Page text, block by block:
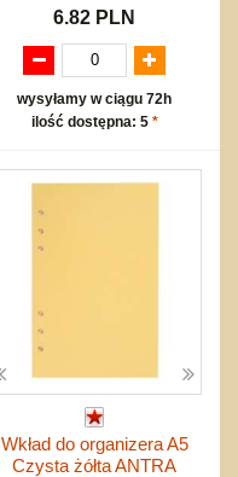
6.82 PLN
wysyłamy w ciągu 72h
ilość dostępna: 5 *
Wkład do organizera A5
Czysta żółta ANTRA